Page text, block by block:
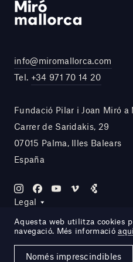
info@miromallorca.com
Tel. +34 971 70 14 20
Fundació Pilar i Joan Miró a
Carrer de Saridakis, 29
07015 Palma, Illes Balears
España
Legal
Site by DOMO—A
Aquesta web utilitza cookies
navegació. Més informació
Només imprescindibles